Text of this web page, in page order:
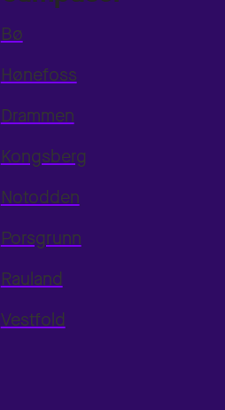
Bø
Hønefoss
Drammen
Kongsberg
Notodden
Porsgrunn
Rauland
Vestfold